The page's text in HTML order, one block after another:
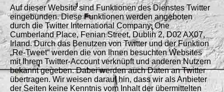
Auf dieser Website sind Funktionen des Dienstes Twitter
eingebunden. Diese Funktionen werden angeboten
durch die Twitter International Company, One
Cumberland Place, Fenian Street, Dublin 2, D02 AX07,
Irland. Durch das Benutzen von Twitter und der Funktion
„Re-Tweet“ werden die von Ihnen besuchten Websites
mit Ihrem Twitter-Account verknüpft und anderen Nutzern
bekannt gegeben. Dabei werden auch Daten an Twitter
übertragen. Wir weisen darauf hin, dass wir als Anbieter
der Seiten keine Kenntnis vom Inhalt der übermittelten